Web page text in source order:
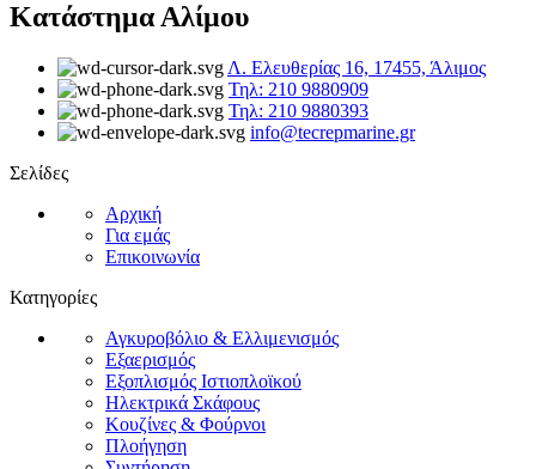
Κατάστημα Αλίμου
Λ. Ελευθερίας 16, 17455, Άλιμος
Τηλ: 210 9880909
Τηλ: 210 9880393
info@tecrepmarine.gr
Σελίδες
Αρχική
Για εμάς
Επικοινωνία
Κατηγορίες
Αγκυροβόλιο & Ελλιμενισμός
Εξαερισμός
Εξοπλισμός Ιστιοπλοϊκού
Ηλεκτρικά Σκάφους
Κουζίνες & Φούρνοι
Πλοήγηση